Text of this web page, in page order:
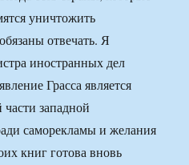
уничтожить
отвечать. Я
иностранных дел
Грасса является
западной
саморекламы и желания
книг готова вновь